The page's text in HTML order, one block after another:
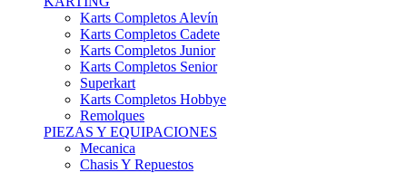
Karts Completos Cadete
Karts Completos Junior
Karts Completos Senior
Superkart
Karts Completos Hobbye
Remolques
PIEZAS Y EQUIPACIONES
Mecanica
Chasis Y Repuestos
Frenos